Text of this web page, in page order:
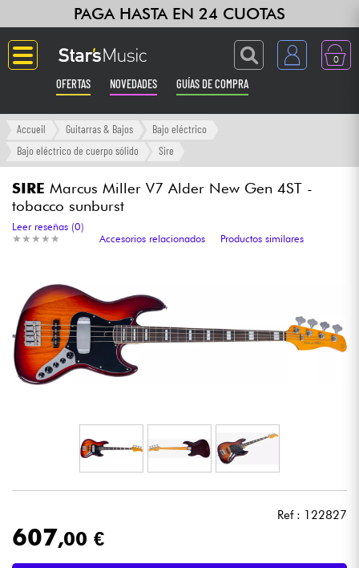
PAGA HASTA EN 24 CUOTAS
0
OFERTAS NOVEDADES GUÍAS DE COMPRA
Langue
Ampli & Efectos
Sintetizadores & samplers
Grabación
Auriculares
Luces
Accueil Guitarras & Bajos
Bajo eléctrico
Bajo eléctrico de cuerpo sólido
Sire
SIRE Marcus Miller V7 Alder New Gen 4ST -
tobacco sunburst
★ ★ ★ ★ ★
★ ★ ★ ★ ★
Leer reseñas (0)
Accesorios relacionados
Productos similares
Ref : 122827
607,00 €